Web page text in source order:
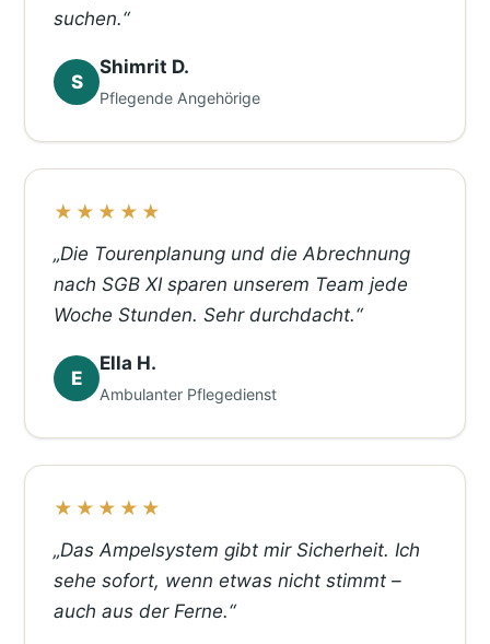
suchen.“
S
Shimrit D.
Pflegende Angehörige
★★★★★
„Die Tourenplanung und die Abrechnung
nach SGB XI sparen unserem Team jede
Woche Stunden. Sehr durchdacht.“
E
Ella H.
Ambulanter Pflegedienst
★★★★★
„Das Ampelsystem gibt mir Sicherheit. Ich
sehe sofort, wenn etwas nicht stimmt –
auch aus der Ferne.“